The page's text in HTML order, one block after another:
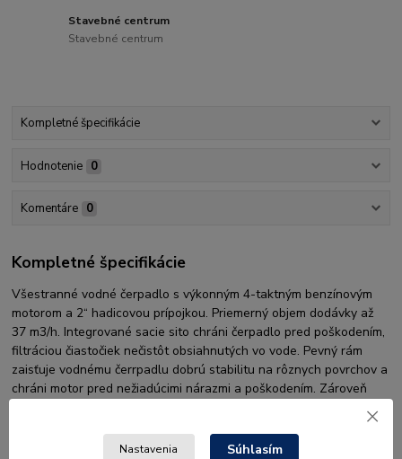
Stavebné centrum
Stavebné centrum
Kompletné špecifikácie
Hodnotenie 0
Komentáre 0
Kompletné špecifikácie
Všestranné vodné čerpadlo s výkonným 4-taktným benzínovým
motorom a 2“ hadicovou prípojkou. Priemerný objem dodávky až
37 m3/h. Integrované sacie sito chráni čerpadlo pred poškodením,
filtráciou čiastočiek nečistôt obsiahnutých vo vode. Pevný rám
zaisťuje vodnému čerrpadlu dobrú stabilitu na rôznych povrchov a
chráni motor pred nežiadúcimi nárazmi a poškodením. Zároveň
Nastavenia Súhlasím